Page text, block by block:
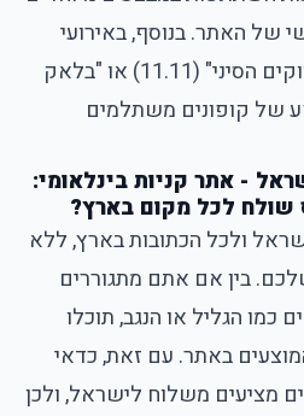
של האתר. בנוסף, באירועי
קניות גדולים כמו "יום הרווקים הסיני" (11.11) או "בלאק
של קופונים משתלמים
- אתר קניות בינלאומי:
לכל מקום בארץ?
ולכל הכתובות בארץ, ללא
בין אם אתם מתגוררים
כמו הגליל או הנגב, תוכלו
באתר. עם זאת, כדאי
מציעים משלוח לישראל, ולכן